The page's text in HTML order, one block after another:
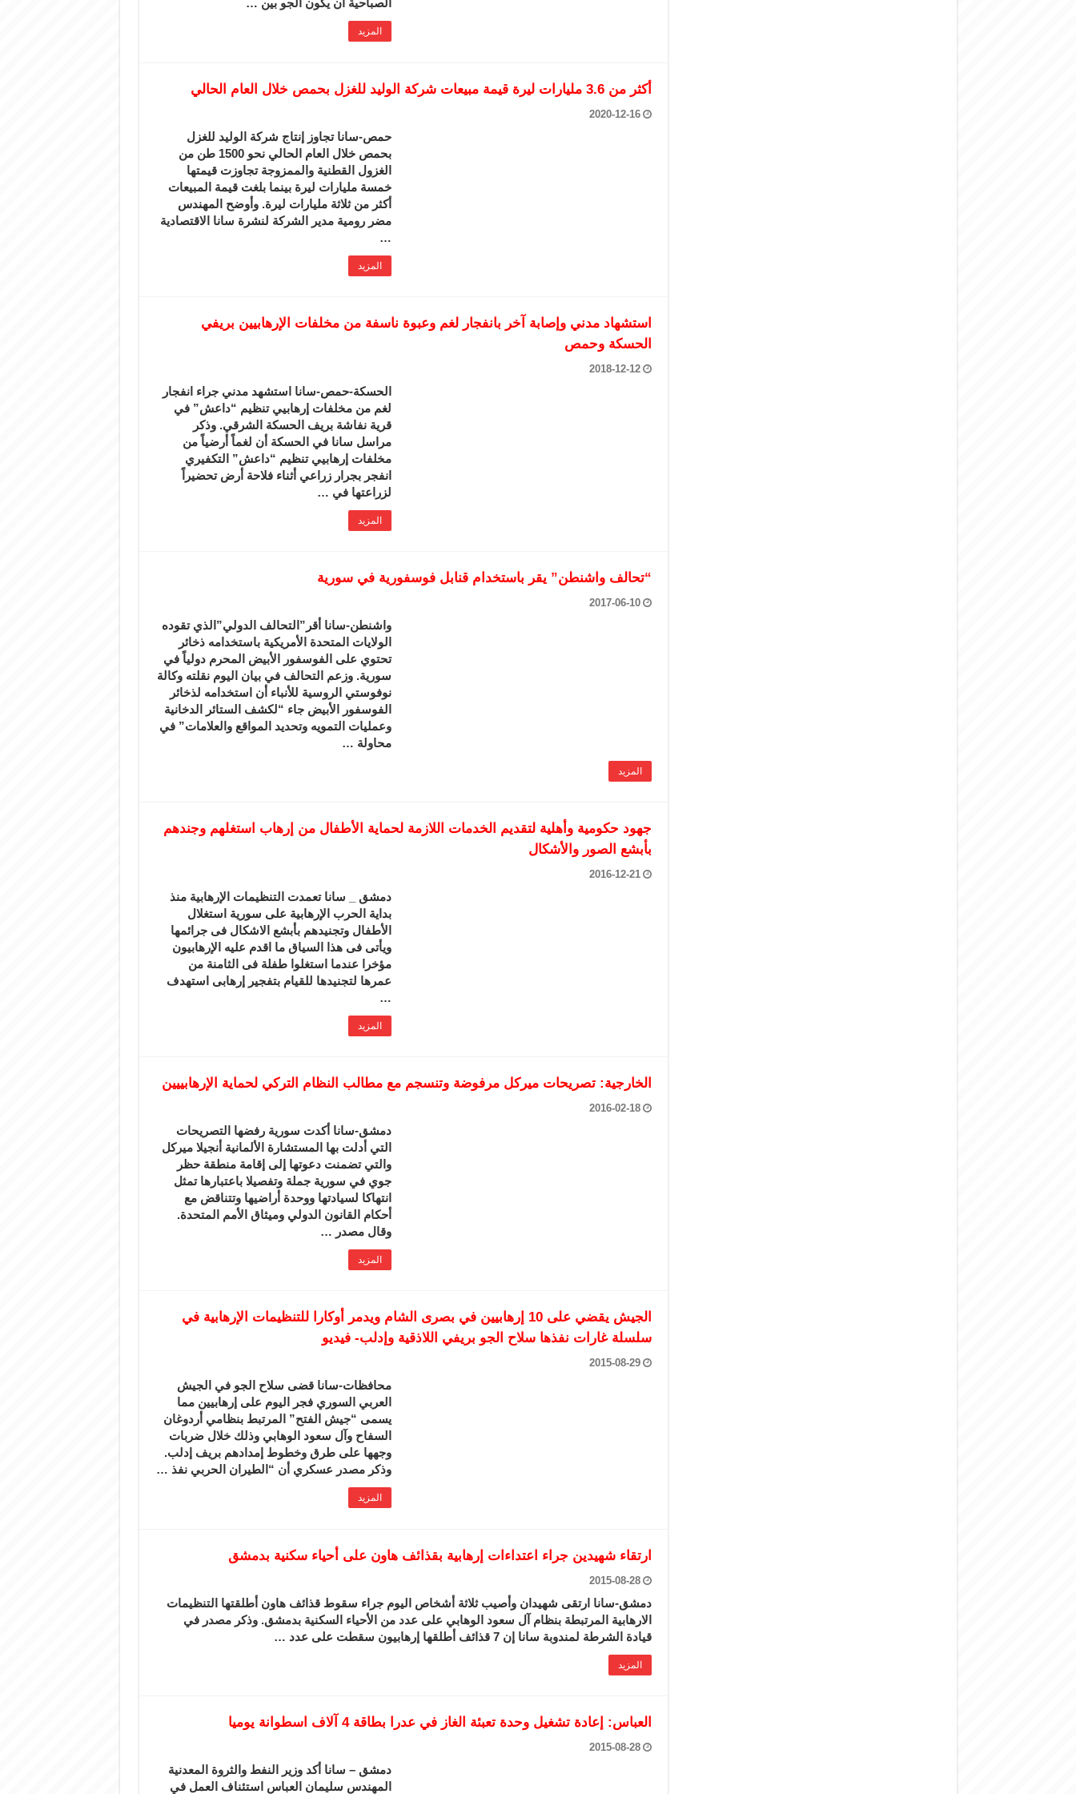
الصباحية أن يكون الجو بين …
المزيد
أكثر من 3.6 مليارات ليرة قيمة مبيعات شركة الوليد للغزل بحمص خلال العام الحالي
2020-12-16
حمص-سانا تجاوز إنتاج شركة الوليد للغزل
بحمص خلال العام الحالي نحو 1500 طن من
الغزول القطنية والممزوجة تجاوزت قيمتها
خمسة مليارات ليرة بينما بلغت قيمة المبيعات
أكثر من ثلاثة مليارات ليرة. وأوضح المهندس
مضر رومية مدير الشركة لنشرة سانا الاقتصادية
…
المزيد
استشهاد مدني وإصابة آخر بانفجار لغم وعبوة ناسفة من مخلفات الإرهابيين بريفي
الحسكة وحمص
2018-12-12
الحسكة-حمص-سانا استشهد مدني جراء انفجار
لغم من مخلفات إرهابيي تنظيم “داعش” في
قرية نفاشة بريف الحسكة الشرقي. وذكر
مراسل سانا في الحسكة أن لغماً أرضياً من
مخلفات إرهابيي تنظيم “داعش” التكفيري
انفجر بجرار زراعي أثناء فلاحة أرض تحضيراً
لزراعتها في …
المزيد
“تحالف واشنطن” يقر باستخدام قنابل فوسفورية في سورية
2017-06-10
واشنطن-سانا أقر”التحالف الدولي”الذي تقوده
الولايات المتحدة الأمريكية باستخدامه ذخائر
تحتوي على الفوسفور الأبيض المحرم دولياً في
سورية. وزعم التحالف في بيان اليوم نقلته وكالة
نوفوستي الروسية للأنباء أن استخدامه لذخائر
الفوسفور الأبيض جاء “لكشف الستائر الدخانية
وعمليات التمويه وتحديد المواقع والعلامات” في
محاولة …
المزيد
جهود حكومية وأهلية لتقديم الخدمات اللازمة لحماية الأطفال من إرهاب استغلهم وجندهم
بأبشع الصور والأشكال
2016-12-21
دمشق _ سانا تعمدت التنظيمات الإرهابية منذ
بداية الحرب الإرهابية على سورية استغلال
الأطفال وتجنيدهم بأبشع الاشكال فى جرائمها
ويأتى فى هذا السياق ما اقدم عليه الإرهابيون
مؤخرا عندما استغلوا طفلة فى الثامنة من
عمرها لتجنيدها للقيام بتفجير إرهابى استهدف
…
المزيد
الخارجية: تصريحات ميركل مرفوضة وتنسجم مع مطالب النظام التركي لحماية الإرهابييين
2016-02-18
دمشق-سانا أكدت سورية رفضها التصريحات
التي أدلت بها المستشارة الألمانية أنجيلا ميركل
والتي تضمنت دعوتها إلى إقامة منطقة حظر
جوي في سورية جملة وتفصيلا باعتبارها تمثل
انتهاكا لسيادتها ووحدة أراضيها وتتناقض مع
أحكام القانون الدولي وميثاق الأمم المتحدة.
وقال مصدر …
المزيد
الجيش يقضي على 10 إرهابيين في بصرى الشام ويدمر أوكارا للتنظيمات الإرهابية في
سلسلة غارات نفذها سلاح الجو بريفي اللاذقية وإدلب- فيديو
2015-08-29
محافظات-سانا قضى سلاح الجو في الجيش
العربي السوري فجر اليوم على إرهابيين مما
يسمى “جيش الفتح” المرتبط بنظامي أردوغان
السفاح وآل سعود الوهابي وذلك خلال ضربات
وجهها على طرق وخطوط إمدادهم بريف إدلب.
وذكر مصدر عسكري أن “الطيران الحربي نفذ …
المزيد
ارتقاء شهيدين جراء اعتداءات إرهابية بقذائف هاون على أحياء سكنية بدمشق
2015-08-28
دمشق-سانا ارتقى شهيدان وأصيب ثلاثة أشخاص اليوم جراء سقوط قذائف هاون أطلقتها التنظيمات
الارهابية المرتبطة بنظام آل سعود الوهابي على عدد من الأحياء السكنية بدمشق. وذكر مصدر في
قيادة الشرطة لمندوبة سانا إن 7 قذائف أطلقها إرهابيون سقطت على عدد …
المزيد
العباس: إعادة تشغيل وحدة تعبئة الغاز في عدرا بطاقة 4 آلاف اسطوانة يوميا
2015-08-28
دمشق – سانا أكد وزير النفط والثروة المعدنية
المهندس سليمان العباس استئناف العمل في